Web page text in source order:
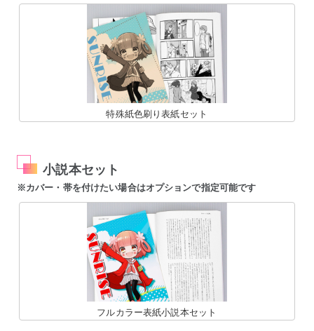
特殊紙色刷り表紙セット
小説本セット
※カバー・帯を付けたい場合はオプションで指定可能です
フルカラー表紙小説本セット